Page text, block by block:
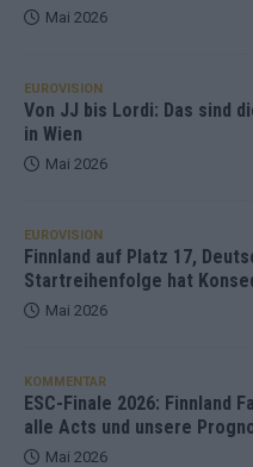
Mai 2026
EUROVISION
Von JJ bis Lordi: Das sind
in Wien
Mai 2026
EUROVISION
Finnland auf Platz 17,
Startreihenfolge hat
Mai 2026
KOMMENTAR
ESC-Finale 2026: Finnland
alle Acts und unsere
Mai 2026